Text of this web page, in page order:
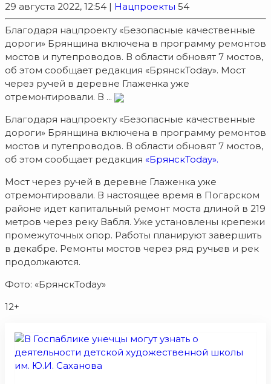
29 августа 2022, 12:54 | Нацпроекты 54
Благодаря нацпроекту «Безопасные качественные
дороги» Брянщина включена в программу ремонтов
мостов и путепроводов. В области обновят 7 мостов,
об этом сообщает редакция «БрянскToday». Мост
через ручей в деревне Глаженка уже
отремонтировали. В ...
Благодаря нацпроекту «Безопасные качественные
дороги» Брянщина включена в программу ремонтов
мостов и путепроводов. В области обновят 7 мостов,
об этом сообщает редакция «БрянскToday».
Мост через ручей в деревне Глаженка уже
отремонтировали. В настоящее время в Погарском
районе идет капитальный ремонт моста длиной в 219
метров через реку Вабля. Уже установлены крепежи
промежуточных опор. Работы планируют завершить
в декабре. Ремонты мостов через ряд ручьев и рек
продолжаются.
Фото: «БрянскToday»
12+